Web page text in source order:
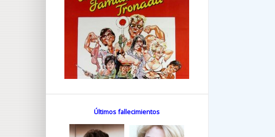
Últimos fallecimientos